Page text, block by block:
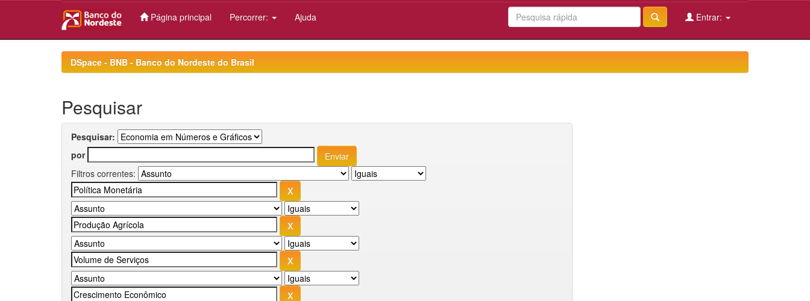
Página principal Percorrer: Ajuda Entrar:
DSpace - BNB - Banco do Nordeste do Brasil
Pesquisar
Pesquisar:
por
Filtros correntes: